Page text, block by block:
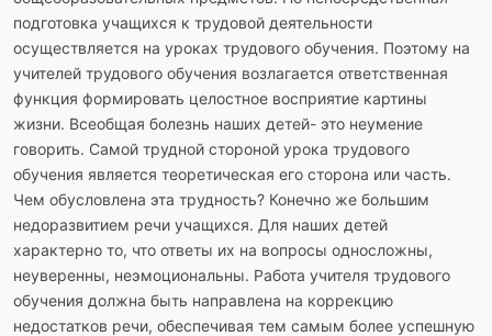
подготовка учащихся к трудовой деятельности
осуществляется на уроках трудового обучения. Поэтому на
учителей трудового обучения возлагается ответственная
функция формировать целостное восприятие картины
жизни. Всеобщая болезнь наших детей- это неумение
говорить. Самой трудной стороной урока трудового
обучения является теоретическая его сторона или часть.
Чем обусловлена эта трудность? Конечно же большим
недоразвитием речи учащихся. Для наших детей
характерно то, что ответы их на вопросы односложны,
неуверенны, неэмоциональны. Работа учителя трудового
обучения должна быть направлена на коррекцию
недостатков речи, обеспечивая тем самым более успешную